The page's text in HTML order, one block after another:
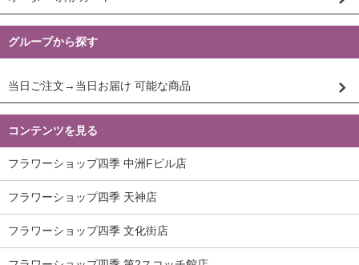
グループから探す
当日ご注文→当日お届け 可能な商品
コンテンツを見る
フラワーショップ四季 中洲Fビル店
フラワーショップ四季 天神店
フラワーショップ四季 文化街店